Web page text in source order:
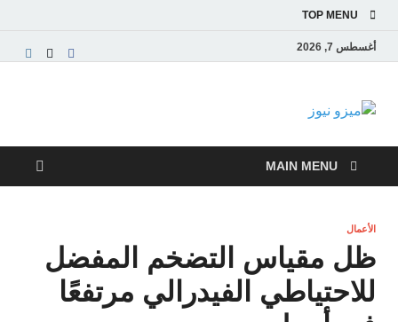
TOP MENU
أغسطس 7, 2026
ميزو نيوز
والاقتصادية
MAIN MENU
الأعمال
ظل مقياس التضخم المفضل
للاحتياطي الفيدرالي مرتفعًا